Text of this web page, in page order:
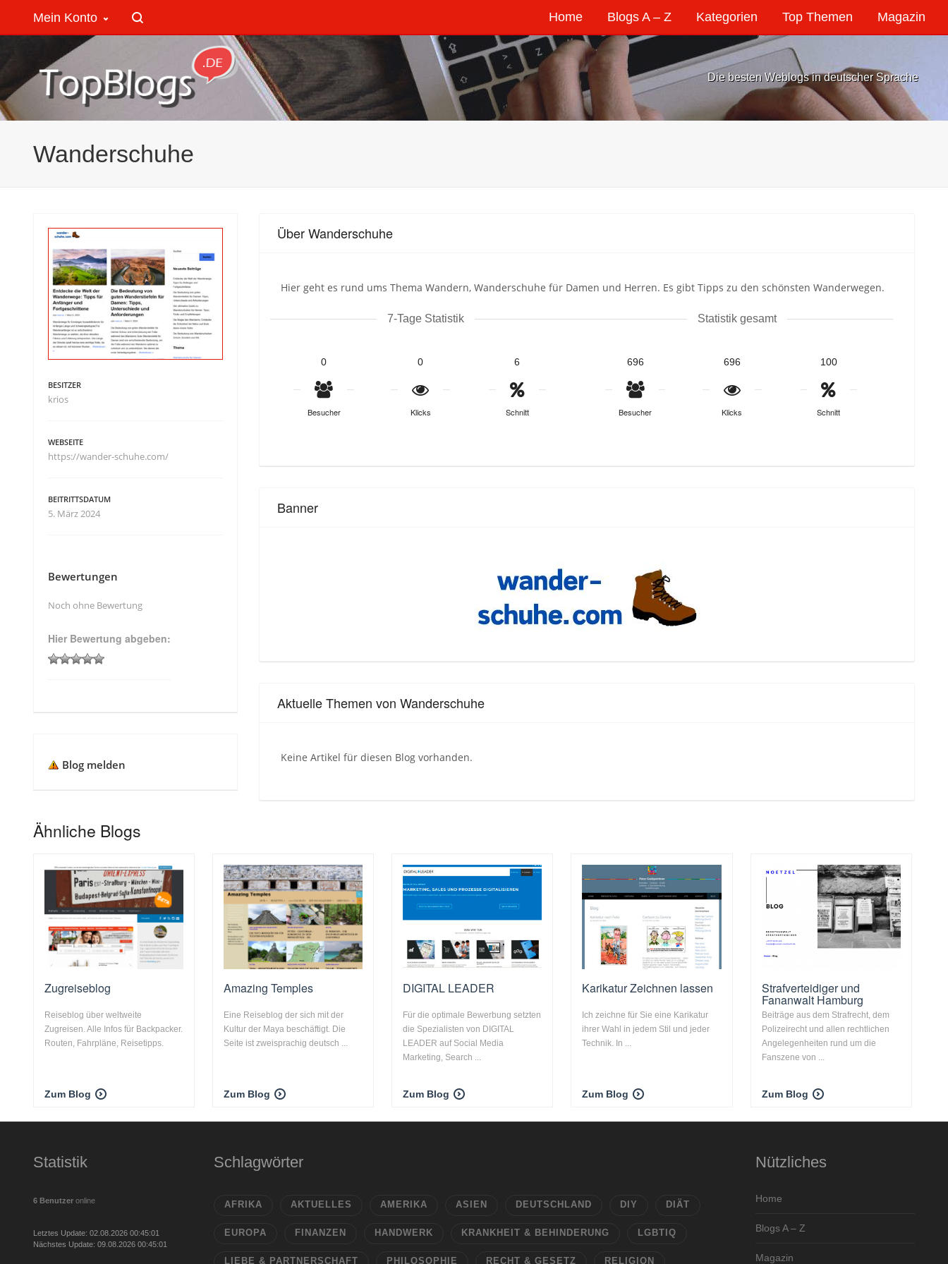
Home Blogs A – Z Kategorien Top Themen Magazin
Mein Konto
Die besten Weblogs in deutscher Sprache
Wanderschuhe
Über Wanderschuhe
Hier geht es rund ums Thema Wandern, Wanderschuhe für Damen und Herren. Es gibt Tipps zu den schönsten Wanderwegen.
7-Tage Statistik
0
Besucher
0
Klicks
6
Schnitt
Statistik gesamt
696
Besucher
696
Klicks
100
Schnitt
Banner
Aktuelle Themen von Wanderschuhe
Keine Artikel für diesen Blog vorhanden.
BESITZER
krios
WEBSEITE
https://wander-schuhe.com/
BEITRITTSDATUM
5. März 2024
Bewertungen
Noch ohne Bewertung
Hier Bewertung abgeben:
Blog melden
Ähnliche Blogs
Zugreiseblog
Reiseblog über weltweite
Zugreisen. Alle Infos für Backpacker.
Routen, Fahrpläne, Reisetipps.
Zum Blog
Amazing Temples
Eine Reiseblog der sich mit der
Kultur der Maya beschäftigt. Die
Seite ist zweisprachig deutsch ...
Zum Blog
DIGITAL LEADER
Für die optimale Bewerbung setzten
die Spezialisten von DIGITAL
LEADER auf Social Media
Marketing, Search ...
Zum Blog
Karikatur Zeichnen lassen
Ich zeichne für Sie eine Karikatur
ihrer Wahl in jedem Stil und jeder
Technik. In ...
Zum Blog
Strafverteidiger und
Fananwalt Hamburg
Beiträge aus dem Strafrecht, dem
Polizeirecht und allen rechtlichen
Angelegenheiten rund um die
Fanszene von ...
Zum Blog
Statistik
6 Benutzer online
Letztes Update: 02.08.2026 00:45:01
Nächstes Update: 09.08.2026 00:45:01
Schlagwörter
AFRIKA AKTUELLES AMERIKA ASIEN DEUTSCHLAND DIY DIÄT
EUROPA FINANZEN HANDWERK KRANKHEIT & BEHINDERUNG LGBTIQ
LIEBE & PARTNERSCHAFT PHILOSOPHIE RECHT & GESETZ RELIGION
Nützliches
Home
Blogs A – Z
Magazin